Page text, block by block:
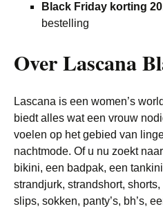
Black Friday korting
bestelling
Over Lascana
Lascana is een women’s
biedt alles wat een vrouw
voelen op het gebied van
nachtmode. Of u nu zoekt
bikini, een badpak, een
strandjurk, strandshort,
slips, sokken, panty’s, bh’s,